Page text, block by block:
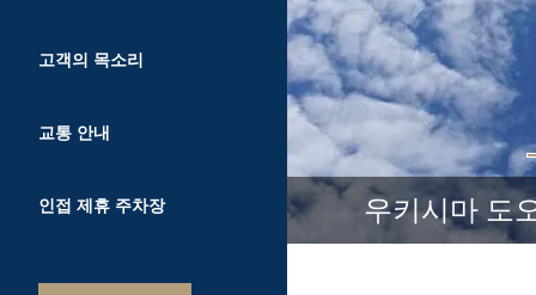
고객의 목소리
교통 안내
인접 제휴 주차장 우키시마 도